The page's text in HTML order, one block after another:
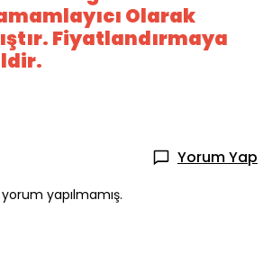
Olarak
Fiyatlandırmaya
Yorum Yap
yapılmamış.